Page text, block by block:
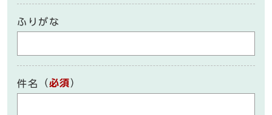
ふりがな
件名 （必須）